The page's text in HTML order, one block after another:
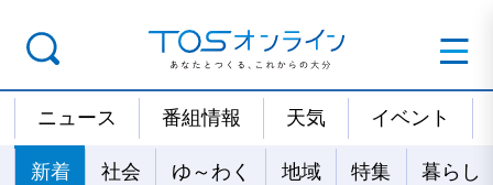
ニュース 番組情報 天気 イベント
新着 社会 ゆ～わく 地域 特集 暮らし